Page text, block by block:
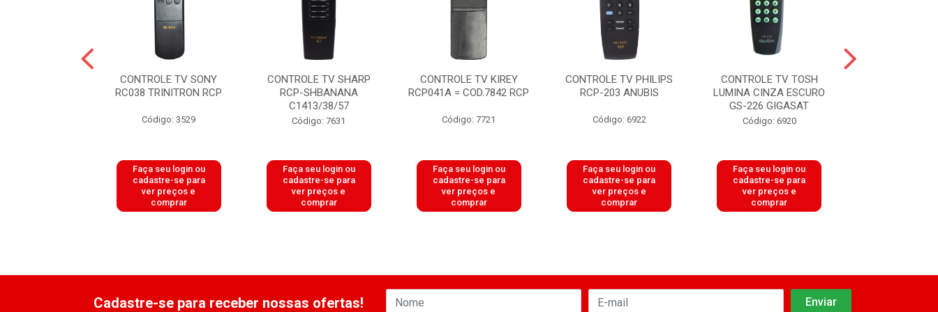
CONTROLE TV SONY
RC038 TRINITRON RCP
Código: 3529
Faça seu login ou
cadastre-se para
ver preços e
comprar
CONTROLE TV SHARP
RCP-SHBANANA
C1413/38/57
Código: 7631
Faça seu login ou
cadastre-se para
ver preços e
comprar
CONTROLE TV KIREY
RCP041A = COD.7842 RCP
Código: 7721
Faça seu login ou
cadastre-se para
ver preços e
comprar
CONTROLE TV PHILIPS
RCP-203 ANUBIS
Código: 6922
Faça seu login ou
cadastre-se para
ver preços e
comprar
CONTROLE TV TOSH
LUMINA CINZA ESCURO
GS-226 GIGASAT
Código: 6920
Faça seu login ou
cadastre-se para
ver preços e
comprar
Cadastre-se para receber nossas ofertas!